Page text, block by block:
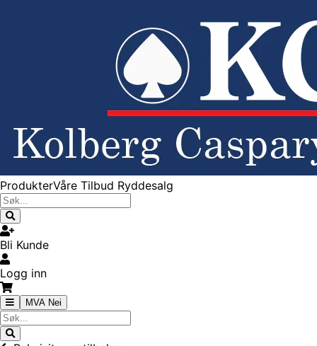
ProdukterVåre Tilbud Ryddesalg
Bli Kunde
Logg inn
MVA Nei